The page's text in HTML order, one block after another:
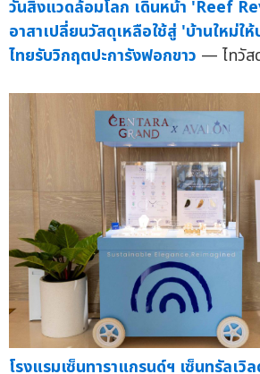
วันสิ่งแวดล้อมโลก เดินหน้า 'Reef
อาสาเปลี่ยนวัสดุเหลือใช้สู่ 'บ้านใหม่ใ
ไทยรับวิกฤตปะการังฟอกขาว — ไทวัส
โรงแรมเซ็นทาราแกรนด์ฯ เซ็นทรัลเ